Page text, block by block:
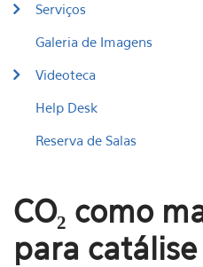
Serviços
Galeria de Imagens
Videoteca
Help Desk
Reserva de Salas
CO₂ como
para catálise